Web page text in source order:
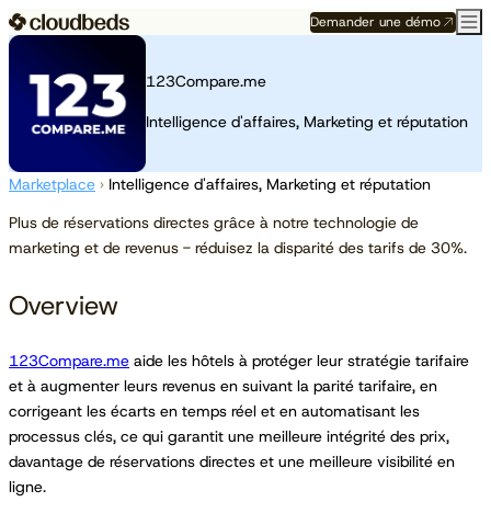
Demander une démo
123Compare.me
Intelligence d'affaires, Marketing et réputation
Marketplace › Intelligence d'affaires, Marketing et réputation
Plus de réservations directes grâce à notre technologie de
marketing et de revenus - réduisez la disparité des tarifs de 30%.
Overview
123Compare.me aide les hôtels à protéger leur stratégie tarifaire
et à augmenter leurs revenus en suivant la parité tarifaire, en
corrigeant les écarts en temps réel et en automatisant les
processus clés, ce qui garantit une meilleure intégrité des prix,
davantage de réservations directes et une meilleure visibilité en
ligne.